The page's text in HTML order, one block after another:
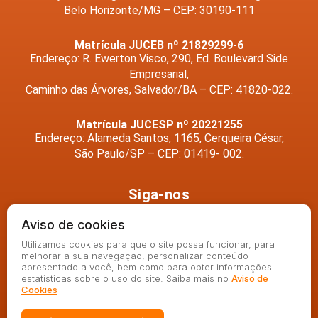
Belo Horizonte/MG – CEP: 30190-111
Matrícula JUCEB nº 21829299-6
Endereço: R. Ewerton Visco, 290, Ed. Boulevard Side
Empresarial,
Caminho das Árvores, Salvador/BA – CEP: 41820-022.
Matrícula JUCESP nº 20221255
Endereço: Alameda Santos, 1165, Cerqueira César,
São Paulo/SP – CEP: 01419- 002.
Siga-nos
Aviso de cookies
Utilizamos cookies para que o site possa funcionar, para
melhorar a sua navegação, personalizar conteúdo
apresentado a você, bem como para obter informações
estatísticas sobre o uso do site. Saiba mais no Aviso de
Cookies